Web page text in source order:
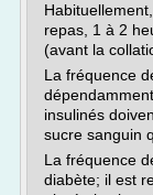
repas, 1 à 2
(avant la
La fréquence
insulinés
sucre sanguin
La fréquence
diabète; il est